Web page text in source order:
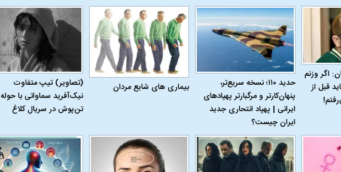
اگر وزنم
قبل از
حدید ۱۱۰؛ نسخه سریع‌تر،
پنهان‌کارتر و مرگبارتر پهپادهای
ایرانی | پهپاد انتحاری جدید
ایران چیست؟
بیماری‌ های شایع مردان
(تصاویر) تیپ متفاوت
نیک‌آفرید سماواتی با حوله
تن‌پوش در سریال کلاغ
درباره
ببینید| انیمیشن لگویی حمله به کویت با
جنگنده اف-۵
ببینید| نظر متفاوت سینا حجازی درباره
گوگوش خبرساز شد